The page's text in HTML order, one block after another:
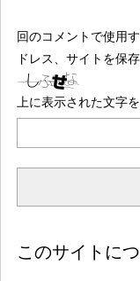
回のコメントで使用
ドレス、サイトを保存
上に表示された文字
このサイトに